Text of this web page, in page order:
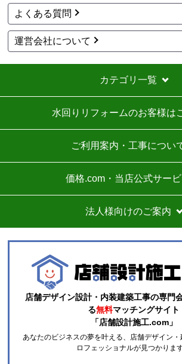
よくある質問
運営会社について
カテゴリ一覧
水回りリフォームのお客様は
ご利用案内・工事につい
価格.com・当店公式サービ
法人様向けのご案内
店舗デザイン設計・内装建築工事の専門
る無料マッチングサイト
「店舗設計施工.com」
あなたのビジネスの夢を叶える、店舗デザイン
ロフェッショナルが見つかりま